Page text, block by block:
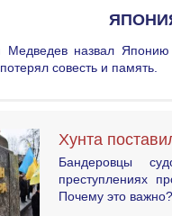
Медведев назвал
совесть и память.
Хунта
Бандеровцы
преступлениях
Почему это важно?